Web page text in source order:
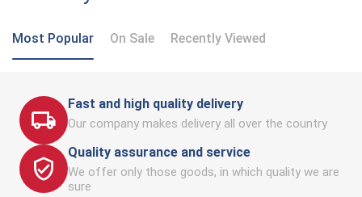
Most Popular On Sale Recently Viewed
Fast and high quality delivery
Our company makes delivery all over the country
Quality assurance and service
We offer only those goods, in which quality we are
sure